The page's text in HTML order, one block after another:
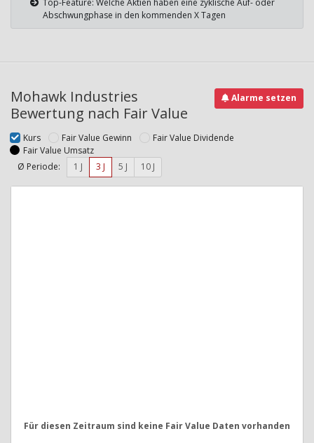
Abschwungphase in den kommenden X Tagen
Mohawk Industries
Bewertung nach Fair Value
Alarme setzen
Kurs Fair Value Gewinn
Fair Value Dividende
Fair Value Umsatz
Ø Periode:
1 J 3 J 5 J 10 J
Für diesen Zeitraum sind keine Fair Value Daten vorhanden